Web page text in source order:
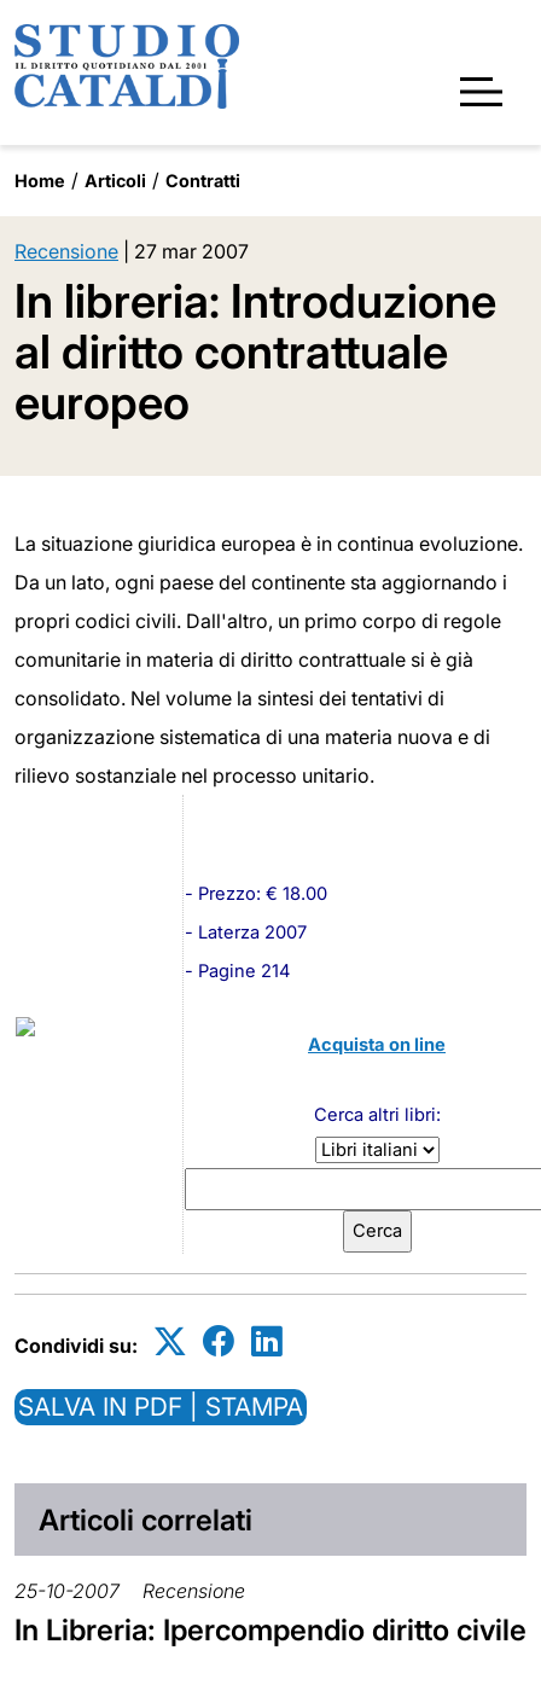
Home Articoli Contratti
Recensione 27 mar 2007
In libreria: Introduzione
al diritto contrattuale
europeo
La situazione giuridica europea è in continua evoluzione.
Da un lato, ogni paese del continente sta aggiornando i
propri codici civili. Dall'altro, un primo corpo di regole
comunitarie in materia di diritto contrattuale si è già
consolidato. Nel volume la sintesi dei tentativi di
organizzazione sistematica di una materia nuova e di
rilievo sostanziale nel processo unitario.
- Prezzo: € 18.00
- Laterza 2007
- Pagine 214
Acquista on line
Cerca altri libri:
Condividi su:
SALVA IN PDF | STAMPA
Articoli correlati
25-10-2007 Recensione
In Libreria: Ipercompendio diritto civile